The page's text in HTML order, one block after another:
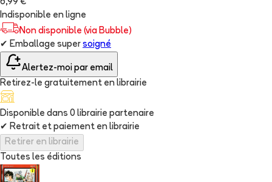
6,99 €
Indisponible en ligne
Non disponible (via Bubble)
✔ Emballage super soigné
Alertez-moi par email
Retirez-le gratuitement en librairie
Disponible dans 0 librairie partenaire
✔ Retrait et paiement en librairie
Retirer en librairie
Toutes les éditions